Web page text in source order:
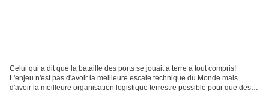
Celui qui a dit que la bataille des ports se jouait à terre a tout compris!
L'enjeu n'est pas d'avoir la meilleure escale technique du Monde mais
d'avoir la meilleure organisation logistique terrestre possible pour que des